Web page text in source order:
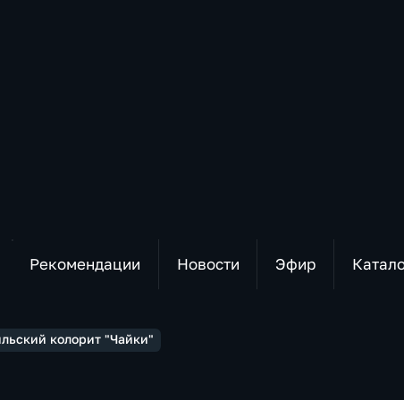
Рекомендации Новости Эфир
колорит "Чайки"